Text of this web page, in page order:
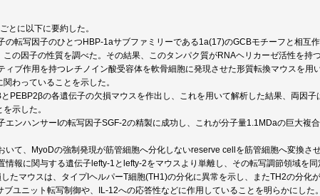
とに以下に要約した。
の転写因子のひとつHBP-1aサブファミリーである1a(17)のGCBモチーフと相互
の因子の性質を調べた。その結果、このタンパク質がRNAヘリカーゼ活性を持つ
ィブ作用を持つレチノイン酸受容体を軟骨細胞に発現させた形質転換マウスを用
わっていることを示した。
PEBP2βの各遺伝子の欠損マウスを作出し、これを用いて解析した結果、両因
示した。
エンハンサーIの転写因子SGF-2の精製に成功し、これが分子量1.1MDaの巨大複
いて、MyoDの強制発現が筋管細胞へ分化しないreserve cellを筋管細胞へ変換さ
情報に関与する遺伝子lefty-1とlefty-2をマウスより単離し、その転写調節領域を同
たマウスは、タイプIヘルパーT細胞(TH1)の分化に異常を示し、またTH2の分化
ユニット転写制御や、IL-12への応答性などに作用していることを明らかにした。